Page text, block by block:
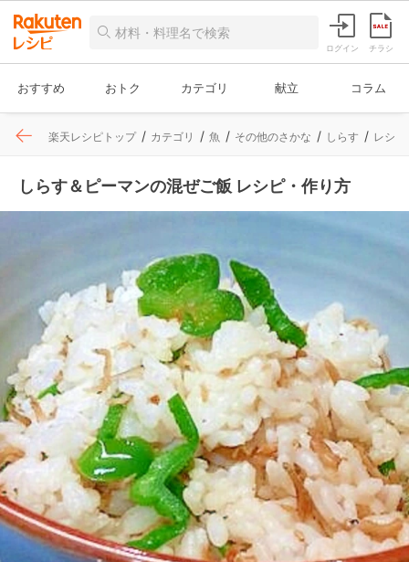
ログイン チラシ
おすすめ おトク カテゴリ 献立 コラム
楽天レシピトップ カテゴリ 魚 その他のさかな しらす レシ
しらす＆ピーマンの混ぜご飯 レシピ・作り方